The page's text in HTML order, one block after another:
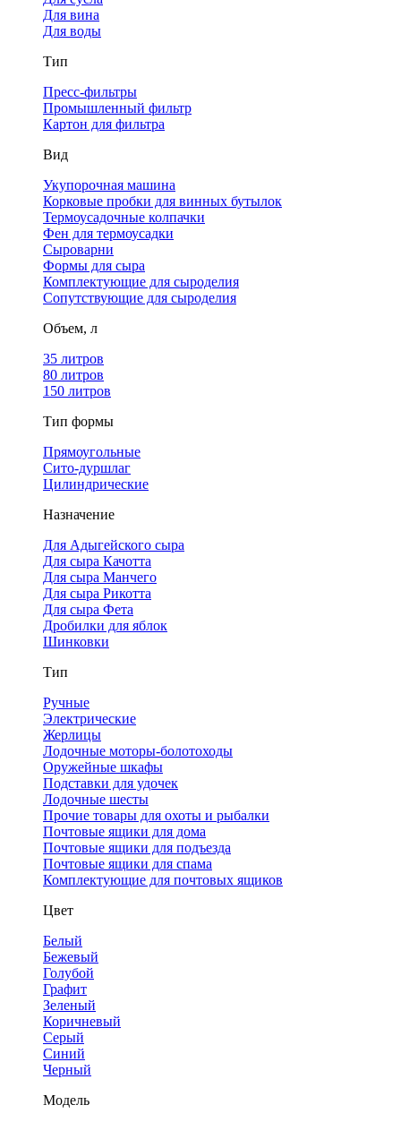
Для вина
Для воды
Тип
Пресс-фильтры
Промышленный фильтр
Картон для фильтра
Вид
Укупорочная машина
Корковые пробки для винных бутылок
Термоусадочные колпачки
Фен для термоусадки
Сыроварни
Формы для сыра
Комплектующие для сыроделия
Сопутствующие для сыроделия
Объем, л
35 литров
80 литров
150 литров
Тип формы
Прямоугольные
Сито-дуршлаг
Цилиндрические
Назначение
Для Адыгейского сыра
Для сыра Качотта
Для сыра Манчего
Для сыра Рикотта
Для сыра Фета
Дробилки для яблок
Шинковки
Тип
Ручные
Электрические
Жерлицы
Лодочные моторы-болотоходы
Оружейные шкафы
Подставки для удочек
Лодочные шесты
Прочие товары для охоты и рыбалки
Почтовые ящики для дома
Почтовые ящики для подъезда
Почтовые ящики для спама
Комплектующие для почтовых ящиков
Цвет
Белый
Бежевый
Голубой
Графит
Зеленый
Коричневый
Серый
Синий
Черный
Модель